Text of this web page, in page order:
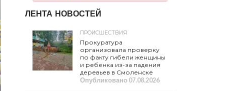
ЛЕНТА НОВОСТЕЙ
ПРОИСШЕСТВИЯ
Прокуратура
организовала проверку
по факту гибели женщины
и ребенка из-за падения
деревьев в Смоленске
Опубликовано07.08.2026